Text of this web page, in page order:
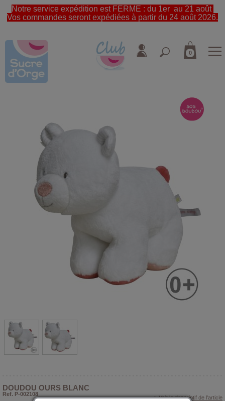
Notre service expédition est FERME : du 1er au 21 août
Vos commandes seront expédiées à partir du 24 août 2026.
0
DOUDOU OURS BLANC
Ref. P-002108
> Voir le descriptif de l'article